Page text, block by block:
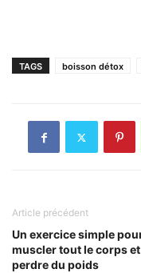
TAGS boisson détox
Article précédent
Un exercice simple
muscler tout le corps et
perdre du poids